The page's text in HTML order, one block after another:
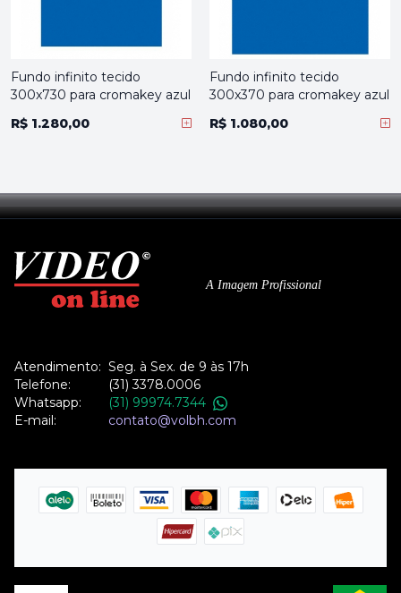
Fundo infinito tecido
300x730 para cromakey azul
R$ 1.280,00
Fundo infinito tecido
300x370 para cromakey azul
R$ 1.080,00
A Imagem Profissional
Atendimento: Seg. à Sex. de 9 às 17h
Telefone:
(31) 3378.0006
Whatsapp:
(31) 99974.7344
E-mail:
contato@volbh.com